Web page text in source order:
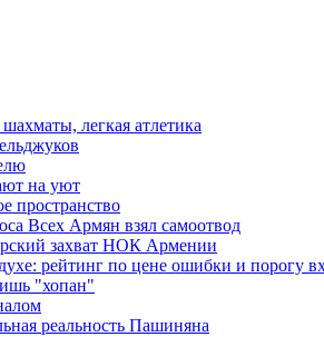
легкая атлетика
на уют
пространство
Всех Армян взял самоотвод
захват НОК Армении
рейтинг по цене ошибки и порогу
"хопан"
реальность Пашиняна